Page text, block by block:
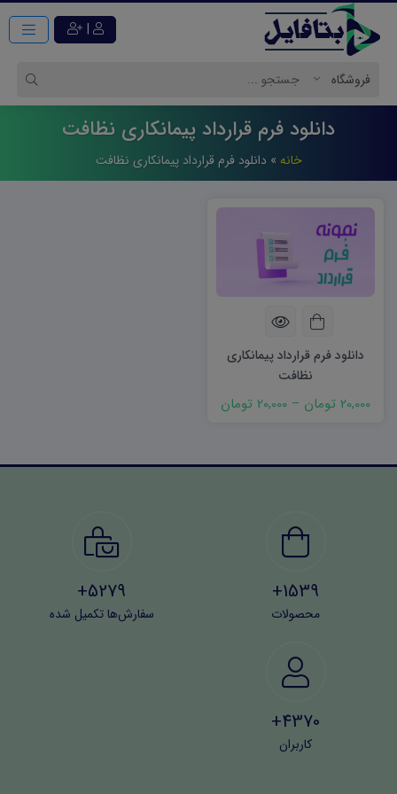
|
دانلود فرم قرارداد پیمانکاری نظافت
خانه »دانلود فرم قرارداد پیمانکاری نظافت
دانلود فرم قرارداد پیمانکاری
نظافت
20,000 تومان – 20,000 تومان
1539+
محصولات
5279+
سفارش‌ها تکمیل شده
4370+
کاربران